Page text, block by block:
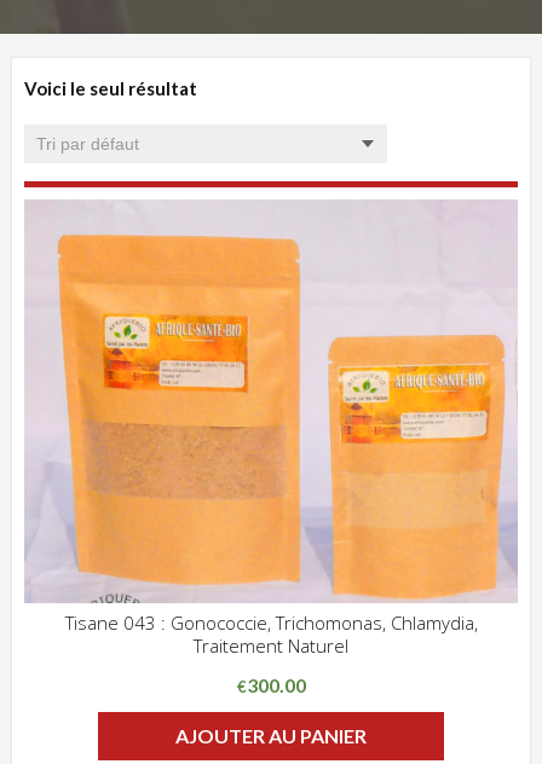
Voici le seul résultat
Tisane 043 : Gonococcie, Trichomonas, Chlamydia,
Traitement Naturel
€300.00
AJOUTER AU PANIER